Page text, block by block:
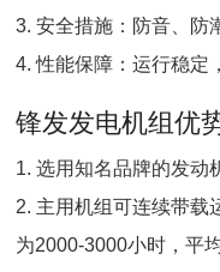
3. 安全措施：防音、防
4. 性能保障：运行稳定
锋发发电机组优
1. 选用知名品牌的发动
2. 主用机组可连续带载
为2000-3000小时，平